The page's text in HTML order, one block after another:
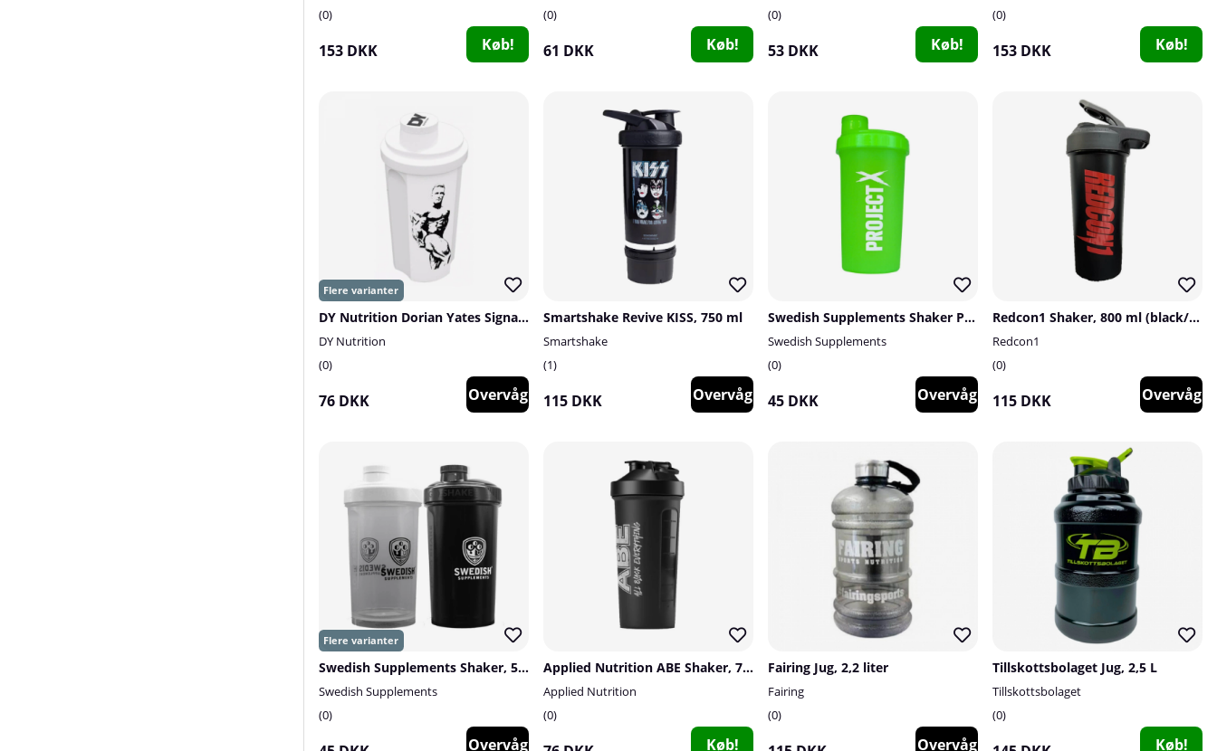
0
153 DKK Køb!
0
61 DKK Køb!
0
53 DKK Køb!
0
153 DKK Køb!
DY Nutrition Dorian Yates Signature Shaker, 700 ml
DY Nutrition
0
76 DKK Overvåg
Smartshake Revive KISS, 750 ml
Smartshake
1
115 DKK Overvåg
Swedish Supplements Shaker Project X, 700 ml
Swedish Supplements
0
45 DKK Overvåg
Redcon1 Shaker, 800 ml (black/red)
Redcon1
0
115 DKK Overvåg
Swedish Supplements Shaker, 550 ml
Swedish Supplements
0
Overvåg
Applied Nutrition ABE Shaker, 750 ml
Applied Nutrition
0
Køb!
Fairing Jug, 2,2 liter
Fairing
0
Overvåg
Tillskottsbolaget Jug, 2,5 L
Tillskottsbolaget
0
Køb!